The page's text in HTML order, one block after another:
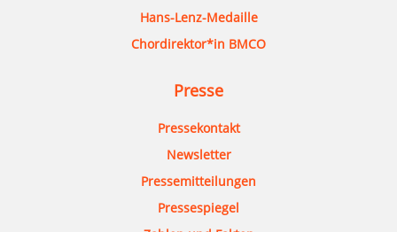
Hans-Lenz-Medaille
Chordirektor*in BMCO
Presse
Pressekontakt
Newsletter
Pressemitteilungen
Pressespiegel